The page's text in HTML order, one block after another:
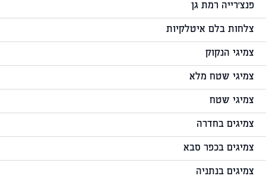
פנצ'רייה רמת גן
צלחות בלם איטלקיות
צמיגי הנקוק
צמיגי שטח מלא
צמיגי שטח
צמיגים בחדרה
צמיגים בכפר סבא
צמיגים בנתניה